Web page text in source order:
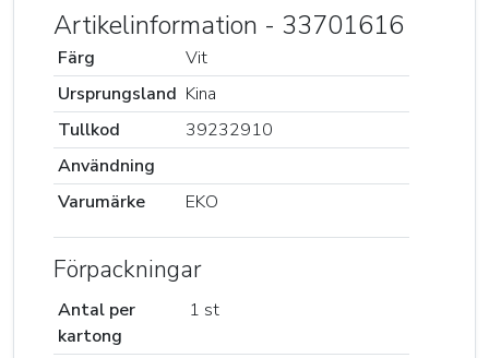
Artikelinformation - 33701616
Färg
Vit
Ursprungsland Kina
Tullkod
39232910
Användning
Varumärke
EKO
Förpackningar
Antal per
kartong
1 st